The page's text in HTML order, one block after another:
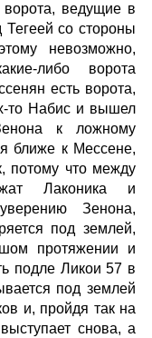
ворота, ведущие в
со стороны
невозможно,
либо ворота
есть ворота,
то Набис и вышел
к ложному
ближе к Мессене,
потому что между
Лаконика и
Зенона,
под землей,
протяжении и
подле Ликои 57 в
под землей
и, пройдя так на
снова, а